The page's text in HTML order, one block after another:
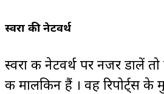
स्वरा की नेटवर्थ
स्वरा की नेटवर्थ पर नजर डालें तो
की मालकिन हैं । वह रिपोर्ट्स के